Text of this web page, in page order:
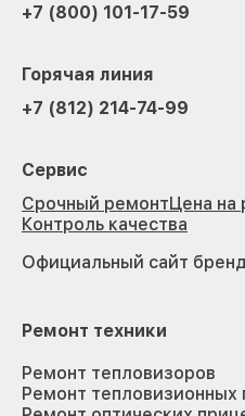
+7 (800) 101-17-59
Горячая линия
+7 (812) 214-74-99
Сервис
Срочный ремонтЦена на
Контроль качества
Официальный сайт
Ремонт техники
Ремонт тепловизоров
Ремонт тепловизионных